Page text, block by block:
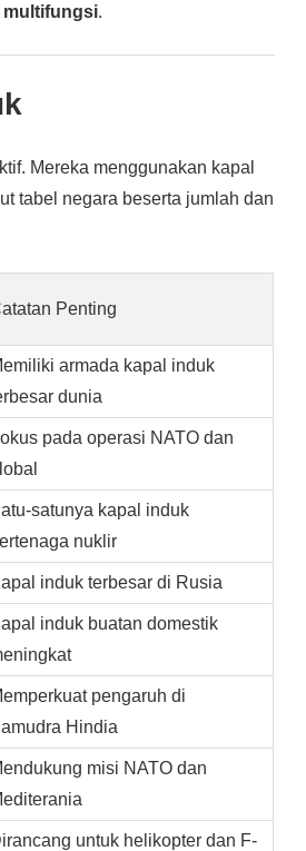
multifungsi.
Mereka menggunakan kapal
tabel negara beserta jumlah dan
Penting
armada kapal induk
dunia
pada operasi NATO dan
satunya kapal induk
nuklir
induk terbesar di Rusia
induk buatan domestik
pengaruh di
Hindia
misi NATO dan
untuk helikopter dan F-